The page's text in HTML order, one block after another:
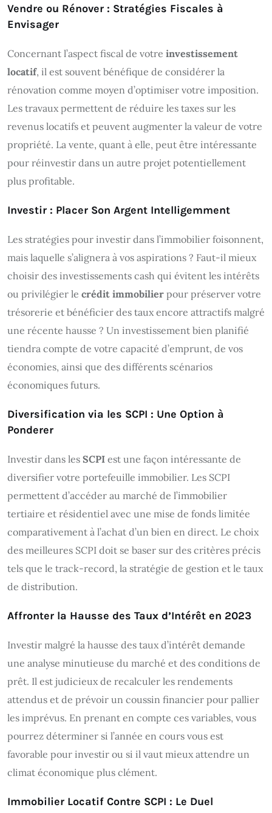
Vendre ou Rénover : Stratégies Fiscales à
Envisager
Concernant l’aspect fiscal de votre investissement
locatif, il est souvent bénéfique de considérer la
rénovation comme moyen d’optimiser votre imposition.
Les travaux permettent de réduire les taxes sur les
revenus locatifs et peuvent augmenter la valeur de votre
propriété. La vente, quant à elle, peut être intéressante
pour réinvestir dans un autre projet potentiellement
plus profitable.
Investir : Placer Son Argent Intelligemment
Les stratégies pour investir dans l’immobilier foisonnent,
mais laquelle s’alignera à vos aspirations ? Faut-il mieux
choisir des investissements cash qui évitent les intérêts
ou privilégier le crédit immobilier pour préserver votre
trésorerie et bénéficier des taux encore attractifs malgré
une récente hausse ? Un investissement bien planifié
tiendra compte de votre capacité d’emprunt, de vos
économies, ainsi que des différents scénarios
économiques futurs.
Diversification via les SCPI : Une Option à
Ponderer
Investir dans les SCPI est une façon intéressante de
diversifier votre portefeuille immobilier. Les SCPI
permettent d’accéder au marché de l’immobilier
tertiaire et résidentiel avec une mise de fonds limitée
comparativement à l’achat d’un bien en direct. Le choix
des meilleures SCPI doit se baser sur des critères précis
tels que le track-record, la stratégie de gestion et le taux
de distribution.
Affronter la Hausse des Taux d’Intérêt en 2023
Investir malgré la hausse des taux d’intérêt demande
une analyse minutieuse du marché et des conditions de
prêt. Il est judicieux de recalculer les rendements
attendus et de prévoir un coussin financier pour pallier
les imprévus. En prenant en compte ces variables, vous
pourrez déterminer si l’année en cours vous est
favorable pour investir ou si il vaut mieux attendre un
climat économique plus clément.
Immobilier Locatif Contre SCPI : Le Duel